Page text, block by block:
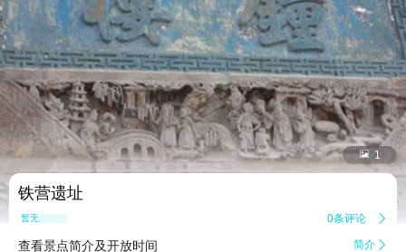
 1
铁营遗址
暂无点评 0条评论 
查看景点简介及开放时间 简介 
